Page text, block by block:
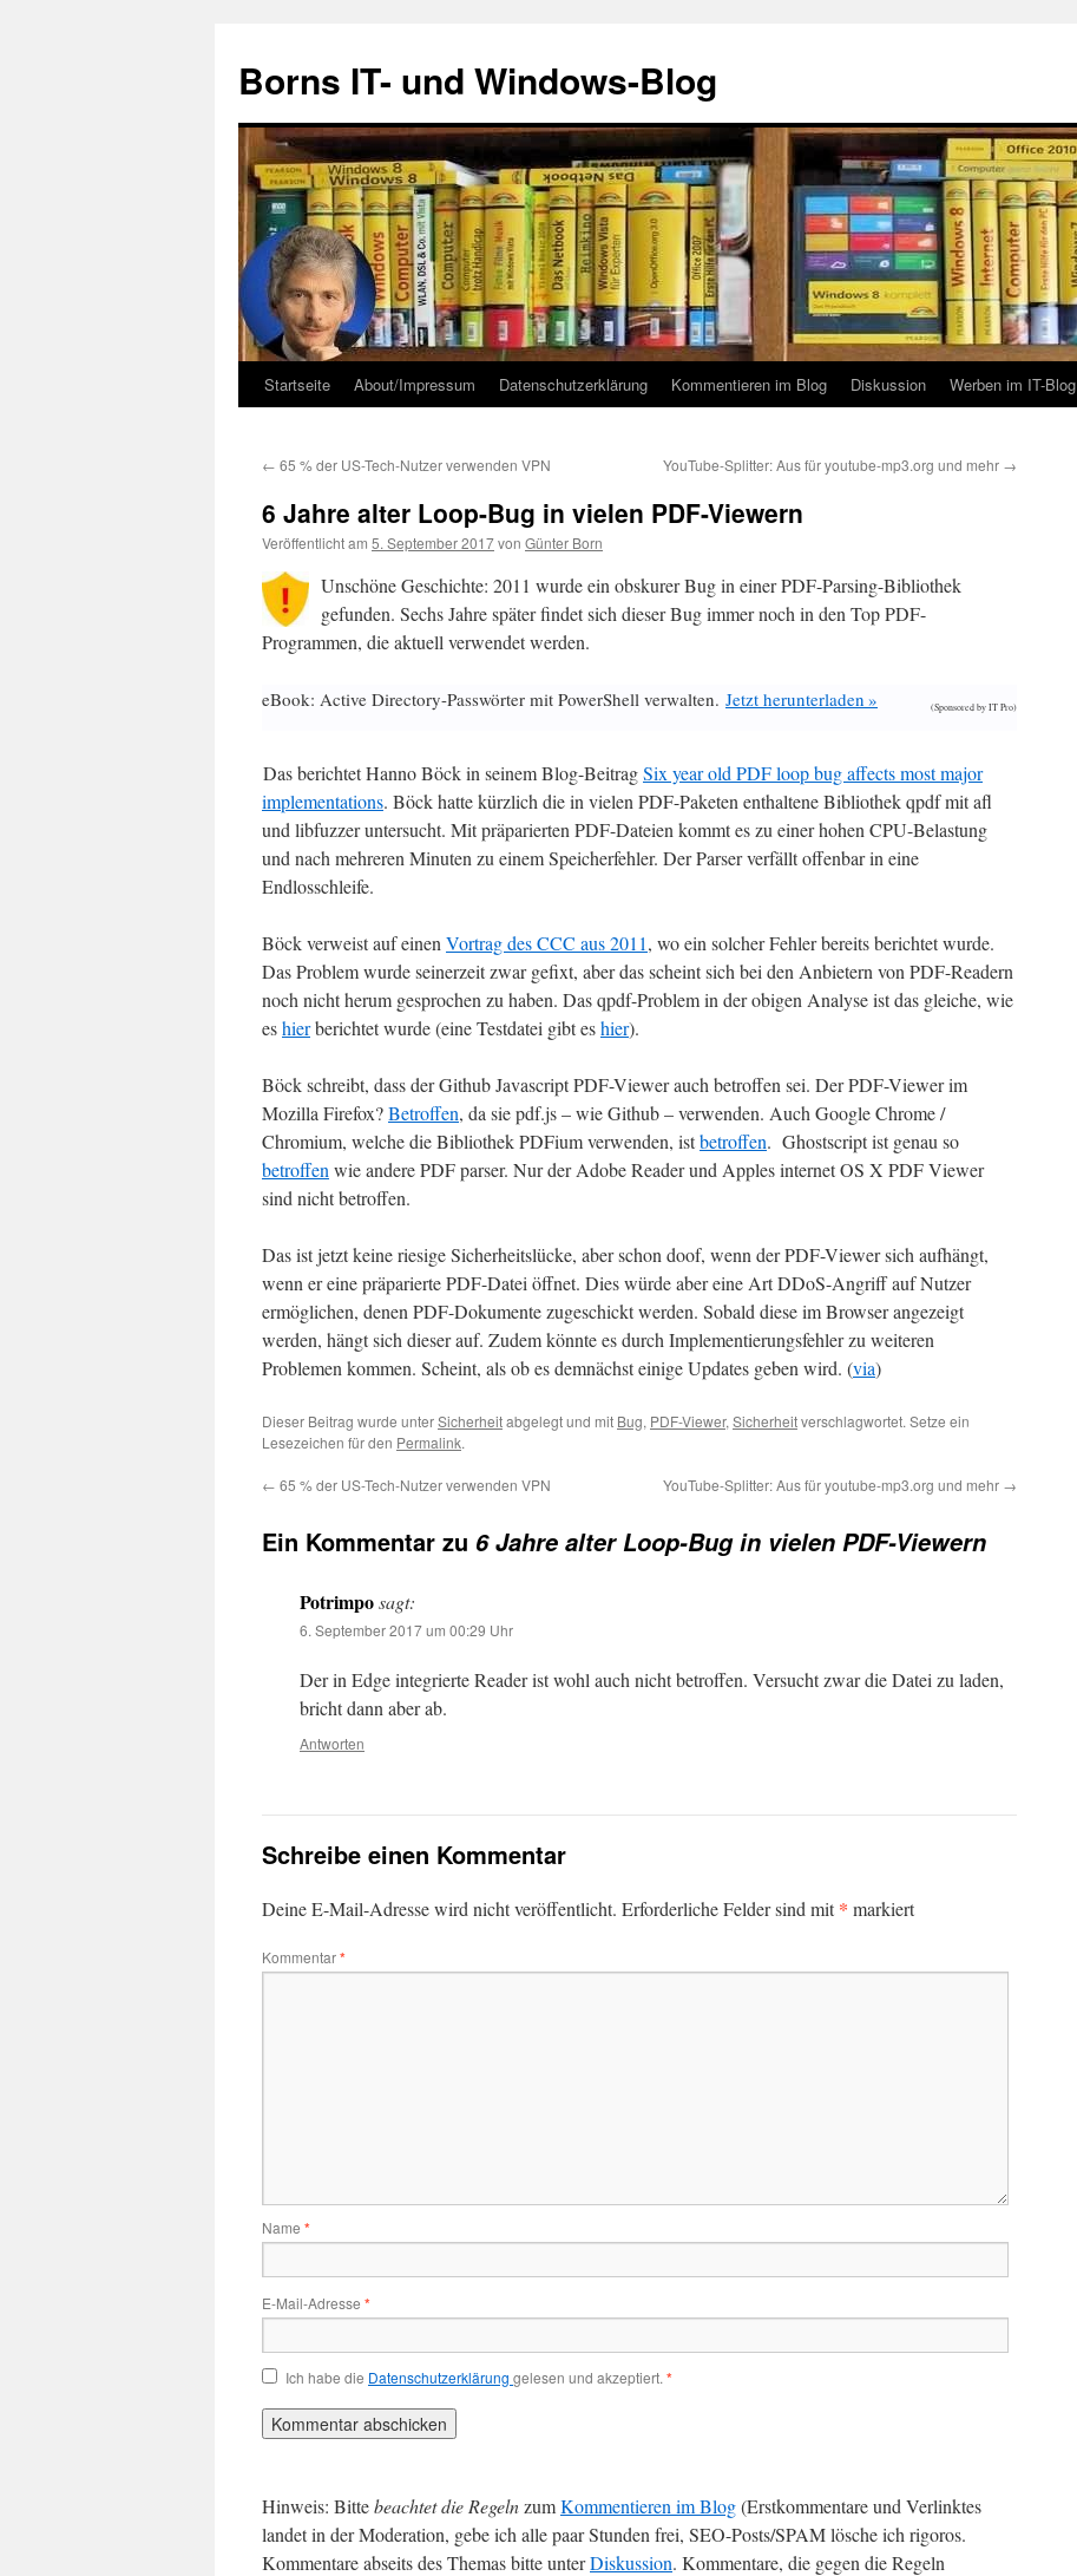
springen
Borns IT- und Windows-Blog
Startseite About/Impressum Datenschutzerklärung Kommentieren im Blog Diskussion Werben im IT-Blog
← 65 % der US-Tech-Nutzer verwenden VPN YouTube-Splitter: Aus für youtube-mp3.org und mehr →
6 Jahre alter Loop-Bug in vielen PDF-Viewern
Veröffentlicht am 5. September 2017von Günter Born
Unschöne Geschichte: 2011 wurde ein obskurer Bug in einer PDF-Parsing-Bibliothek
gefunden. Sechs Jahre später findet sich dieser Bug immer noch in den Top PDF-
Programmen, die aktuell verwendet werden.
eBook: Active Directory-Passwörter mit PowerShell verwalten. Jetzt herunterladen » (Sponsored by IT Pro)
Das berichtet Hanno Böck in seinem Blog-BeitragSix year old PDF loop bug affects most major
implementations. Böck hatte kürzlich die in vielen PDF-Paketen enthaltene Bibliothek qpdf mit afl
und libfuzzer untersucht. Mit präparierten PDF-Dateien kommt es zu einer hohen CPU-Belastung
und nach mehreren Minuten zu einem Speicherfehler. Der Parser verfällt offenbar in eine
Endlosschleife.
Böck verweist auf einen Vortrag des CCC aus 2011, wo ein solcher Fehler bereits berichtet wurde.
Das Problem wurde seinerzeit zwar gefixt, aber das scheint sich bei den Anbietern von PDF-Readern
noch nicht herum gesprochen zu haben. Das qpdf-Problem in der obigen Analyse ist das gleiche, wie
eshierberichtet wurde (eine Testdatei gibt eshier).
Böck schreibt, dass der Github Javascript PDF-Viewer auch betroffen sei. Der PDF-Viewer im
Mozilla Firefox?Betroffen, da sie pdf.js – wie Github – verwenden. Auch Google Chrome /
Chromium, welche die Bibliothek PDFium verwenden, istbetroffen. Ghostscript ist genau so
betroffen wie andere PDF parser. Nur der Adobe Reader und Apples internet OS X PDF Viewer
sind nicht betroffen.
Das ist jetzt keine riesige Sicherheitslücke, aber schon doof, wenn der PDF-Viewer sich aufhängt,
wenn er eine präparierte PDF-Datei öffnet. Dies würde aber eine Art DDoS-Angriff auf Nutzer
ermöglichen, denen PDF-Dokumente zugeschickt werden. Sobald diese im Browser angezeigt
werden, hängt sich dieser auf. Zudem könnte es durch Implementierungsfehler zu weiteren
Problemen kommen. Scheint, als ob es demnächst einige Updates geben wird. (via)
Dieser Beitrag wurde unterSicherheitabgelegt und mit Bug, PDF-Viewer, Sicherheitverschlagwortet. Setze ein
Lesezeichen für den Permalink.
← 65 % der US-Tech-Nutzer verwenden VPN YouTube-Splitter: Aus für youtube-mp3.org und mehr →
Ein Kommentar zu 6 Jahre alter Loop-Bug in vielen PDF-Viewern
Potrimposagt:
6. September 2017 um 00:29 Uhr
Der in Edge integrierte Reader ist wohl auch nicht betroffen. Versucht zwar die Datei zu laden,
bricht dann aber ab.
Antworten
Schreibe einen Kommentar
Deine E-Mail-Adresse wird nicht veröffentlicht. Erforderliche Felder sind mit* markiert
Kommentar*
Name *
E-Mail-Adresse *
Ich habe die Datenschutzerklärung gelesen und akzeptiert. *
Hinweis: Bittebeachtet die RegelnzumKommentieren im Blog(Erstkommentare und Verlinktes
landet in der Moderation, gebe ich alle paar Stunden frei, SEO-Posts/SPAM lösche ich rigoros.
Kommentare abseits des Themas bitte unterDiskussion. Kommentare, die gegen die Regeln